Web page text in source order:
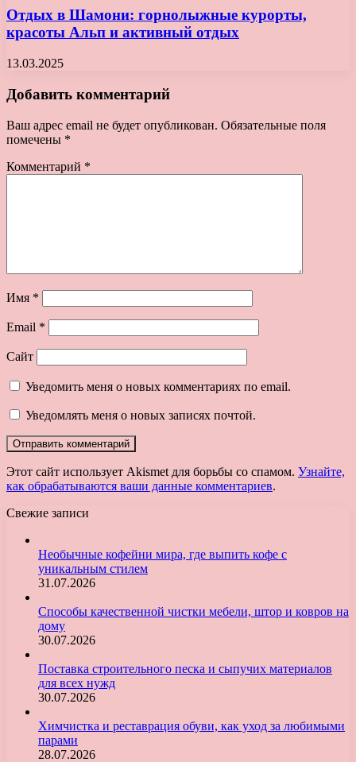
Отдых в Шамони: горнолыжные курорты,
красоты Альп и активный отдых
13.03.2025
Добавить комментарий
Ваш адрес email не будет опубликован. Обязательные поля
помечены *
Комментарий *
Имя *
Email *
Сайт
Уведомить меня о новых комментариях по email.
Уведомлять меня о новых записях почтой.
Этот сайт использует Akismet для борьбы со спамом. Узнайте,
как обрабатываются ваши данные комментариев.
Свежие записи
Необычные кофейни мира, где выпить кофе с
уникальным стилем
31.07.2026
Способы качественной чистки мебели, штор и ковров на
дому
30.07.2026
Поставка строительного песка и сыпучих материалов
для всех нужд
30.07.2026
Химчистка и реставрация обуви, как уход за любимыми
парами
28.07.2026